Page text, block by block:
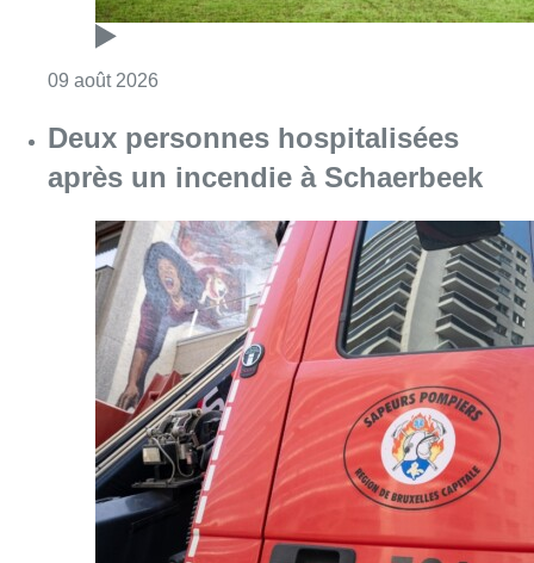
09 août 2026
Deux personnes hospitalisées
après un incendie à Schaerbeek